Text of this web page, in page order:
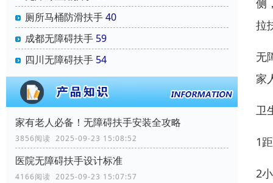
厕所马桶防滑扶手40
成都无障碍扶手 59
四川无障碍扶手 54
家有老人必备！无障碍扶手安装全攻略
3856阅读 2025-09-23 15:08:52
医院无障碍扶手设计标准
4166阅读 2025-09-23 15:07:57
侧
拉
无
家
卫
1
2